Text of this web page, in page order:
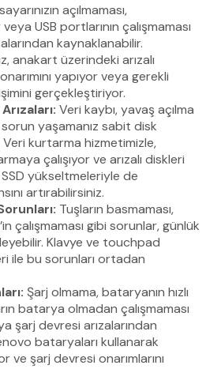
açılmaması,
USB portlarının çalışmaması
kaynaklanabilir.
anakart üzerindeki arızalı
yapıyor veya gerekli
gerçekleştiriyor.
Veri kaybı, yavaş açılma
yaşamanız sabit disk
Veri kurtarma hizmetimizle,
çalışıyor ve arızalı diskleri
yükseltmeleriyle de
artırabilirsiniz.
Tuşların basmaması,
çalışmaması gibi sorunlar, günlük
Klavye ve touchpad
ile bu sorunları ortadan
Şarj olmama, bataryanın hızlı
batarya olmadan çalışmaması
şarj devresi arızalarından
bataryaları kullanarak
ve şarj devresi onarımlarını